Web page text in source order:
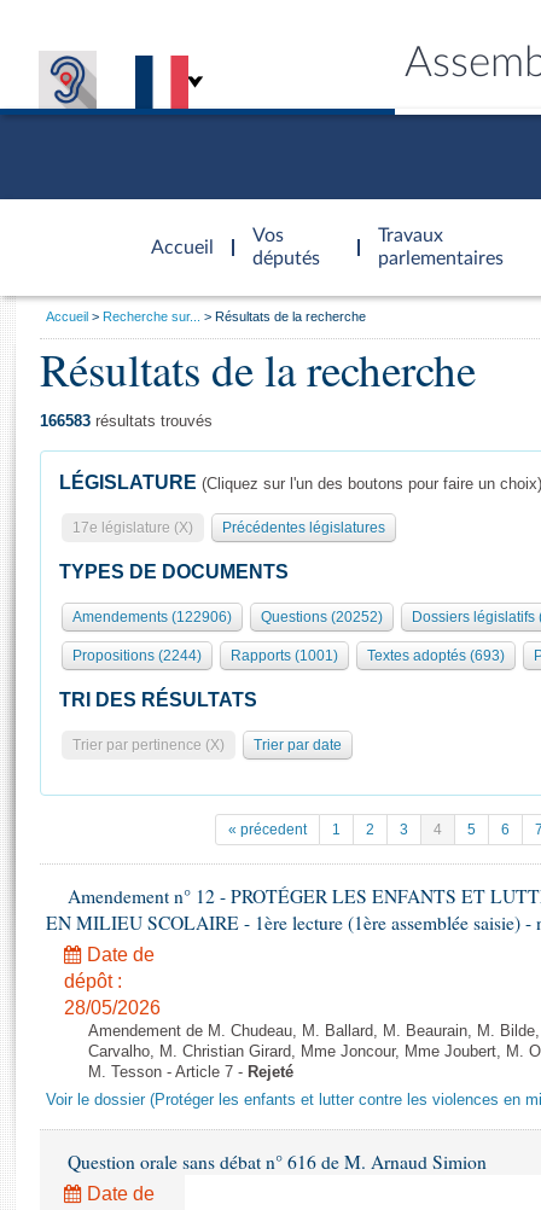
Accueil
d'accueil
Vos
députés
Travaux
parlementaires
Présidence
577 députés
Groupes politiques
Séance publique
Commissions et autres organes
Europe et International
Pétitions
Projets de loi
Propositions de loi
Amendements
Textes adoptés
Rapports d'information
Baromètre de l’application des lois
Général
Rôle et pouvoirs de l'Assemblée
Organisation de l'Assemblée
Présidence Conférence des Présidents Bureau Collège des
Statistiques et chiffres clés
Documents de référence
( Constitution | Règlement de l'Assemblée ... )
Juniors
Anciennes législatures
Liens vers les sites publics
Visiter l'Assemblée
Visite virtuelle du palais Bourbon
Assister à une séance
Contacts et plan d'accès
Photos libres de droit
Vous
Accueil Recherche sur... Résultats de la recherche
Résultats de la recherche
166583 résultats trouvés
LÉGISLATURE (Cliquez sur l'un des boutons pour faire un choix)
17e législature (X) Précédentes législatures
TYPES DE DOCUMENTS
Amendements (122906) Questions (20252) Dossiers législatifs
Propositions (2244) Rapports (1001) Textes adoptés (693)
TRI DES RÉSULTATS
Trier par pertinence (X) Trier par date
« précedent 1 2 3 4 5 6
Amendement n° 12 - PROTÉGER LES ENFANTS ET
EN MILIEU SCOLAIRE - 1ère lecture (1ère assemblée saisie) -
Date de
dépôt :
28/05/2026
Amendement de M. Chudeau, M. Ballard, M. Beaurain, M.
Carvalho, M. Christian Girard, Mme Joncour, Mme Joubert, M.
M. Tesson - Article 7 - Rejeté
Voir le dossier (Protéger les enfants et lutter contre les violences en
Question orale sans débat n° 616 de M. Arnaud Simion
Date de